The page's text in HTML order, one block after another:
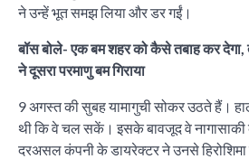
ने उन्हें भूत समझ लिया और डर गईं।
बॉस बोले- एक बम शहर को कैसे तबाह कर देगा,
ने दूसरा परमाणु बम गिराया
9 अगस्त की सुबह यामागुची सोकर उठते हैं।
थी कि वे चल सकें। इसके बावजूद वे
दरअसल कंपनी के डायरेक्टर ने उनसे हिरोशिमा